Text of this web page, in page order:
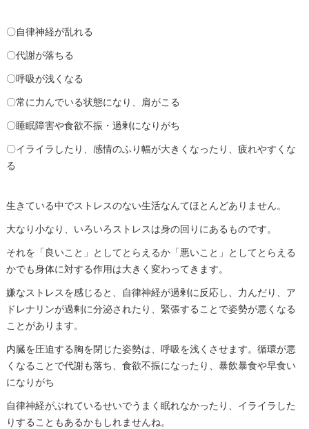
〇自律神経が乱れる
〇代謝が落ちる
〇呼吸が浅くなる
〇常に力んでいる状態になり、肩がこる
〇睡眠障害や食欲不振・過剰になりがち
〇イライラしたり、感情のふり幅が大きくなったり、疲れやすくな
る
生きている中でストレスのない生活なんてほとんどありません。
大なり小なり、いろいろストレスは身の回りにあるものです。
それを「良いこと」としてとらえるか「悪いこと」としてとらえる
かでも身体に対する作用は大きく変わってきます。
嫌なストレスを感じると、自律神経が過剰に反応し、力んだり、ア
ドレナリンが過剰に分泌されたり、緊張することで姿勢が悪くなる
ことがあります。
内臓を圧迫する胸を閉じた姿勢は、呼吸を浅くさせます。循環が悪
くなることで代謝も落ち、食欲不振になったり、暴飲暴食や早食い
になりがち
自律神経がぶれているせいでうまく眠れなかったり、イライラした
りすることもあるかもしれませんね。